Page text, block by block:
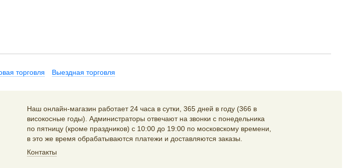
торговля Выездная торговля
Наш онлайн-магазин работает 24 часа в сутки, 365 дней в году (366 в
високосные годы). Администраторы отвечают на звонки с понедельника
по пятницу (кроме праздников) с 10:00 до 19:00 по московскому времени,
в это же время обрабатываются платежи и доставляются заказы.
Контакты